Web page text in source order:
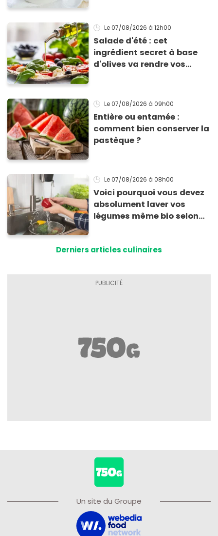
Le 07/08/2026 à 12h00
Salade d'été : cet
ingrédient secret à base
d'olives va rendre vos
Le 07/08/2026 à 09h00
Entière ou entamée :
comment bien conserver la
pastèque ?
Le 07/08/2026 à 08h00
Voici pourquoi vous devez
absolument laver vos
légumes même bio selon
Derniers articles culinaires
Un site du Groupe